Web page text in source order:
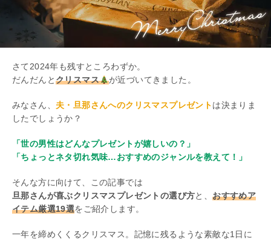
さて2024年も残すところわずか。
だんだんとクリスマス が近づいてきました。
みなさん、 夫・旦那さんへのクリスマスプレゼントは決まりま
したでしょうか？
「世の男性はどんなプレゼントが嬉しいの？」
「ちょっとネタ切れ気味…おすすめのジャンルを教えて！」
そんな方に向けて、この記事では
旦那さんが喜ぶクリスマスプレゼントの選び方と、おすすめア
イテム厳選19選をご紹介します。
一年を締めくくるクリスマス。記憶に残るような素敵な1日に